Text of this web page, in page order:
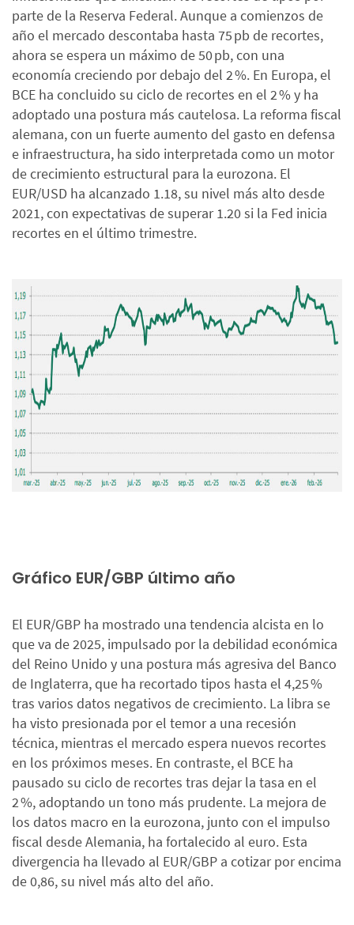
parte de la Reserva Federal. Aunque a comienzos de
año el mercado descontaba hasta 75 pb de recortes,
ahora se espera un máximo de 50 pb, con una
economía creciendo por debajo del 2 %. En Europa, el
BCE ha concluido su ciclo de recortes en el 2 % y ha
adoptado una postura más cautelosa. La reforma fiscal
alemana, con un fuerte aumento del gasto en defensa
e infraestructura, ha sido interpretada como un motor
de crecimiento estructural para la eurozona. El
EUR/USD ha alcanzado 1.18, su nivel más alto desde
2021, con expectativas de superar 1.20 si la Fed inicia
recortes en el último trimestre.
Gráfico EUR/GBP último año
El EUR/GBP ha mostrado una tendencia alcista en lo
que va de 2025, impulsado por la debilidad económica
del Reino Unido y una postura más agresiva del Banco
de Inglaterra, que ha recortado tipos hasta el 4,25 %
tras varios datos negativos de crecimiento. La libra se
ha visto presionada por el temor a una recesión
técnica, mientras el mercado espera nuevos recortes
en los próximos meses. En contraste, el BCE ha
pausado su ciclo de recortes tras dejar la tasa en el
2 %, adoptando un tono más prudente. La mejora de
los datos macro en la eurozona, junto con el impulso
fiscal desde Alemania, ha fortalecido al euro. Esta
divergencia ha llevado al EUR/GBP a cotizar por encima
de 0,86, su nivel más alto del año.